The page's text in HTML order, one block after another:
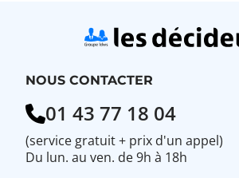
NOUS CONTACTER
01 43 77 18 04
(service gratuit + prix d'un appel)
Du lun. au ven. de 9h à 18h